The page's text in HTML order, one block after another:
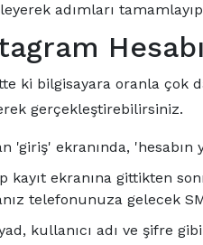
adımları
ki bilgisayara oranla çok
gerçekleştirebilirsiniz.
'giriş' ekranında,
kayıt ekranına gittikten
telefonunuza gelecek
kullanıcı adı ve şifre